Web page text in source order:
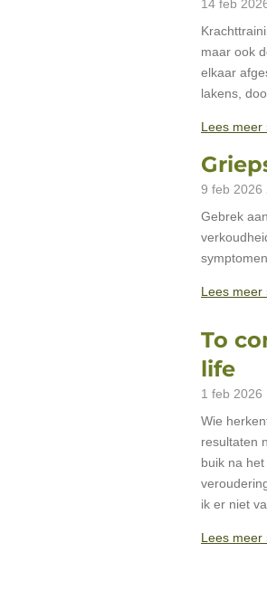
14 feb
maar ook
elkaar
lakens,
Lees meer
9 feb 2026
Gebrek
Lees meer
To
life
1 feb 2026
Wie
resultaten
buik na
ik er niet
Lees meer